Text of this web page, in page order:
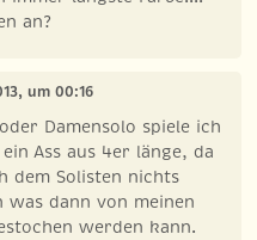
an?
um 00:16
Damensolo spiele ich
Ass aus 4er länge, da
dem Solisten nichts
was dann von meinen
werden kann.